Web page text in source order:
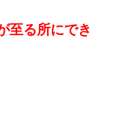
至る所にでき